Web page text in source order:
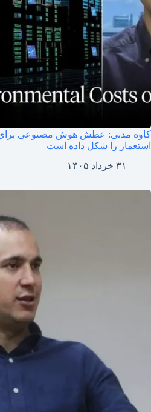
کاوه مدنی: عطش هوش مصنوعی برای
استعمار را شکل داده است
۳۱ خرداد ۱۴۰۵